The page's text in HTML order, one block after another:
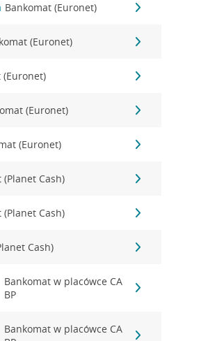
Bankomat (Euronet)
(Euronet)
(Euronet)
(Euronet)
(Euronet)
(Planet Cash)
(Planet Cash)
Cash)
Bankomat w placówce CA
BP
Bankomat w placówce CA